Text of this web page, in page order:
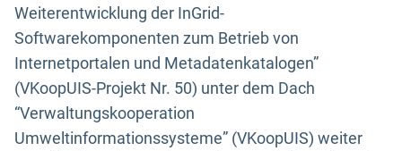
Weiterentwicklung der InGrid-
Softwarekomponenten zum Betrieb von
Internetportalen und Metadatenkatalogen”
(VKoopUIS-Projekt Nr. 50) unter dem Dach
“Verwaltungskooperation
Umweltinformationssysteme” (VKoopUIS) weiter